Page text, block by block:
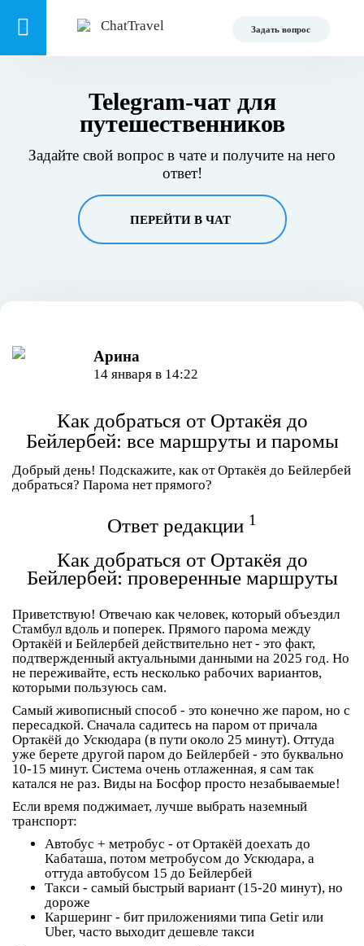
Задать вопрос
Telegram-чат для
путешественников
Задайте свой вопрос в чате и получите на него
ответ!
ПЕРЕЙТИ В ЧАТ
Арина
14 января в 14:22
Как добраться от Ортакёя до
Бейлербей: все маршруты и паромы
Добрый день! Подскажите, как от Ортакёя до Бейлербей
добраться? Парома нет прямого?
Ответ редакции 1
Как добраться от Ортакёя до
Бейлербей: проверенные маршруты
Приветствую! Отвечаю как человек, который объездил
Стамбул вдоль и поперек. Прямого парома между
Ортакёй и Бейлербей действительно нет - это факт,
подтвержденный актуальными данными на 2025 год. Но
не переживайте, есть несколько рабочих вариантов,
которыми пользуюсь сам.
Самый живописный способ - это конечно же паром, но с
пересадкой. Сначала садитесь на паром от причала
Ортакёй до Ускюдара (в пути около 25 минут). Оттуда
уже берете другой паром до Бейлербей - это буквально
10-15 минут. Система очень отлаженная, я сам так
катался не раз. Виды на Босфор просто незабываемые!
Если время поджимает, лучше выбрать наземный
транспорт:
Автобус + метробус - от Ортакёй доехать до
Кабаташа, потом метробусом до Ускюдара, а
оттуда автобусом 15 до Бейлербей
Такси - самый быстрый вариант (15-20 минут), но
дороже
Каршеринг - бит приложениями типа Getir или
Uber, часто выходит дешевле такси